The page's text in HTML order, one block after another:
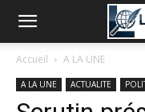
Accueil A LA UNE
A LA UNE ACTUALITE